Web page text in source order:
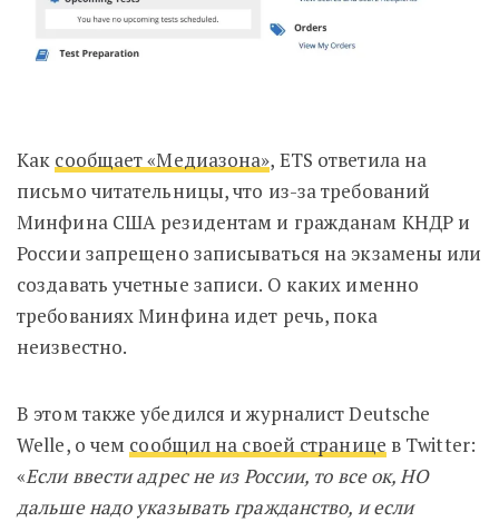
Как сообщает «Медиазона», ETS ответила на
письмо читательницы, что из-за требований
Минфина США резидентам и гражданам КНДР и
России запрещено записываться на экзамены или
создавать учетные записи. О каких именно
требованиях Минфина идет речь, пока
неизвестно.
В этом также убедился и журналист Deutsche
Welle, о чем сообщил на своей странице в Twitter:
«Если ввести адрес не из России, то все ок, НО
дальше надо указывать гражданство, и если